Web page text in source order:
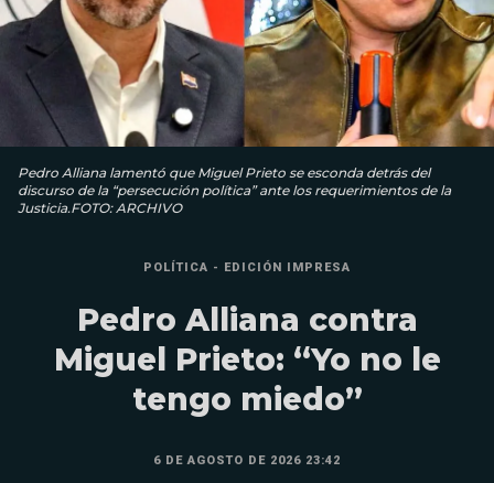
Pedro Alliana lamentó que Miguel Prieto se esconda detrás del
discurso de la “persecución política” ante los requerimientos de la
Justicia.FOTO: ARCHIVO
POLÍTICA - EDICIÓN IMPRESA
Pedro Alliana contra
Miguel Prieto: “Yo no le
tengo miedo”
6 DE AGOSTO DE 2026 23:42